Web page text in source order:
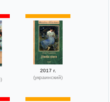
2017 г.
(украинский)